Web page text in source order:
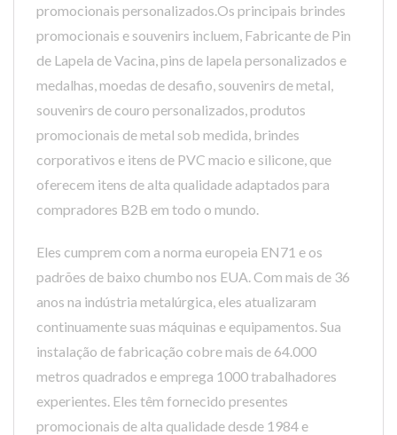
promocionais personalizados.Os principais brindes
promocionais e souvenirs incluem, Fabricante de Pin
de Lapela de Vacina, pins de lapela personalizados e
medalhas, moedas de desafio, souvenirs de metal,
souvenirs de couro personalizados, produtos
promocionais de metal sob medida, brindes
corporativos e itens de PVC macio e silicone, que
oferecem itens de alta qualidade adaptados para
compradores B2B em todo o mundo.
Eles cumprem com a norma europeia EN71 e os
padrões de baixo chumbo nos EUA. Com mais de 36
anos na indústria metalúrgica, eles atualizaram
continuamente suas máquinas e equipamentos. Sua
instalação de fabricação cobre mais de 64.000
metros quadrados e emprega 1000 trabalhadores
experientes. Eles têm fornecido presentes
promocionais de alta qualidade desde 1984 e